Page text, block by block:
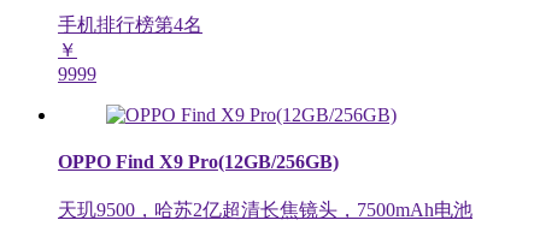
手机排行榜第4名
￥
9999
OPPO Find X9 Pro(12GB/256GB)
天玑9500，哈苏2亿超清长焦镜头，7500mAh电池